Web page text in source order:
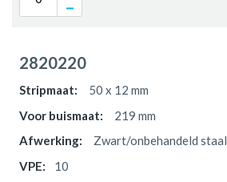
2820220
50 x 12 mm
219 mm
Zwart/onbehandeld staal
10